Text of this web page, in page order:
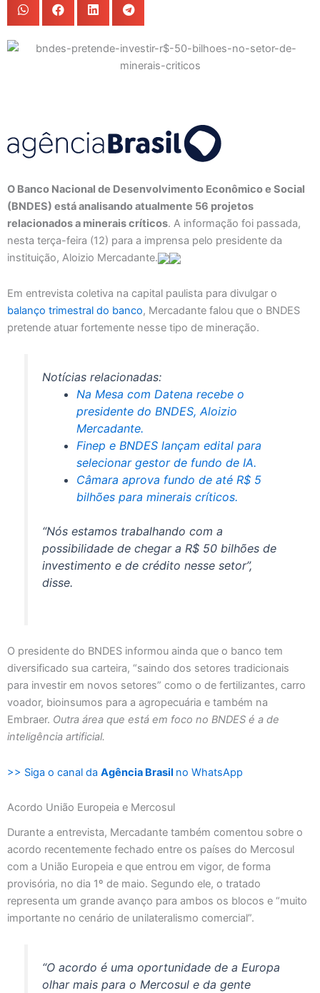
O Banco Nacional de Desenvolvimento Econômico e Social
(BNDES) está analisando atualmente 56 projetos
relacionados a minerais críticos. A informação foi passada,
nesta terça-feira (12) para a imprensa pelo presidente da
instituição, Aloizio Mercadante.
Em entrevista coletiva na capital paulista para divulgar o
balanço trimestral do banco, Mercadante falou que o BNDES
pretende atuar fortemente nesse tipo de mineração.
Notícias relacionadas:
Na Mesa com Datena recebe o
presidente do BNDES, Aloizio
Mercadante.
Finep e BNDES lançam edital para
selecionar gestor de fundo de IA.
Câmara aprova fundo de até R$ 5
bilhões para minerais críticos.
“Nós estamos trabalhando com a
possibilidade de chegar a R$ 50 bilhões de
investimento e de crédito nesse setor”,
disse.
O presidente do BNDES informou ainda que o banco tem
diversificado sua carteira, “saindo dos setores tradicionais
para investir em novos setores” como o de fertilizantes, carro
voador, bioinsumos para a agropecuária e também na
Embraer. Outra área que está em foco no BNDES é a de
inteligência artificial.
>> Siga o canal da Agência Brasil no WhatsApp
Acordo União Europeia e Mercosul
Durante a entrevista, Mercadante também comentou sobre o
acordo recentemente fechado entre os países do Mercosul
com a União Europeia e que entrou em vigor, de forma
provisória, no dia 1º de maio. Segundo ele, o tratado
representa um grande avanço para ambos os blocos e “muito
importante no cenário de unilateralismo comercial”.
“O acordo é uma oportunidade de a Europa
olhar mais para o Mercosul e da gente